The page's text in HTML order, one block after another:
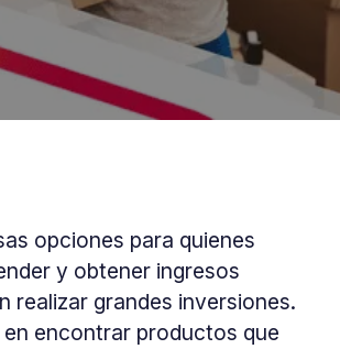
opciones para quienes
y obtener ingresos
realizar grandes inversiones.
encontrar productos que